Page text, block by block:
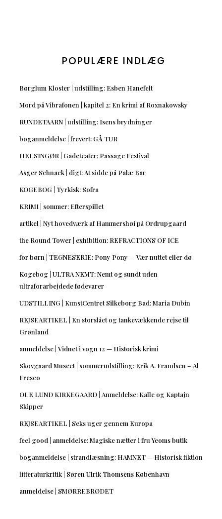
POPULÆRE INDLÆG
Børglum Kloster | udstilling: Esben Hanefelt
Mord på Vibrafonen | kapitel 2: En krimi af Roxnakowsky
RUNDETAARN | udstilling: Isens brydninger
boganmeldelse | frevert: GÅ TUR
HELSINGØR | Gadeteater: Passage Festival
Asger Schnack | digt: At sidde på Palæ Bar
KOGEBOG | Tyrkisk: Sofra
KRIMI | sommer: Efterspillet
artikel | Nyt hovedværk af Hammershøi på Ordrupgaard
the Round Tower | exhibition: REFRACTIONS OF ICE
for børn | TEGNESERIE: Pony Pony — Vær nuttet eller dø
Kogebog | ULTRA NEMT: Nemt og sundt uden
ultraforarbejdede fødevarer
UDSTILLING | KunstCentret Silkeborg Bad: Maria Dubin
REJSEARTIKEL | En storslået og tankevækkende rejse til
Grønland
anmeldelse | Vidnet i vogn 12 — Historisk krimi
Skovgaard Museet | sommerudstilling: Erik A. Frandsen – Al
Fresco
OLE LUND KIRKEGAARD | Anmeldelse: Kalle og Kaptajn
Skipper
REJSEARTIKEL | Seks uger gennem Europa
feel good | anmeldelse: Magiske nætter i fru Yeoms butik
boganmeldelse | strandlæsning: HAMNET — Historisk fiktion
litteraturkritik | Søren Ulrik Thomsens København
anmeldelse | SMØRREBRØDET